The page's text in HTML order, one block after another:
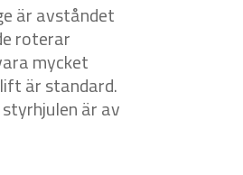
är avståndet
roterar
mycket
är standard.
är av